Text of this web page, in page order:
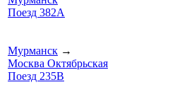
Поезд 382А
Мурманск →
Москва Октябрьская
Поезд 235В